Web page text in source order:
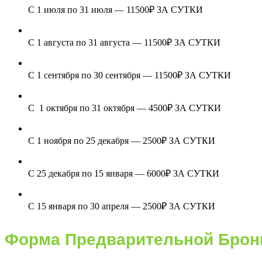
С 1 июля по 31 июля — 11500₽ ЗА СУТКИ
С 1 августа по 31 августа — 11500₽ ЗА СУТКИ
С 1 сентября по 30 сентября — 11500₽ ЗА СУТКИ
С 1 октября по 31 октября — 4500₽ ЗА СУТКИ
С 1 ноября по 25 декабря — 2500₽ ЗА СУТКИ
С 25 декабря по 15 января — 6000₽ ЗА СУТКИ
С 15 января по 30 апреля — 2500₽ ЗА СУТКИ
Форма Предварительной